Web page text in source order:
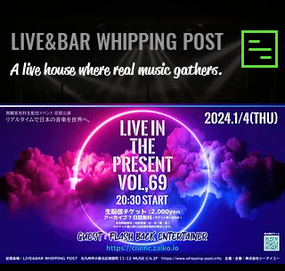
LIVE&BAR WHIPPING POST
A live house where real music gathers.